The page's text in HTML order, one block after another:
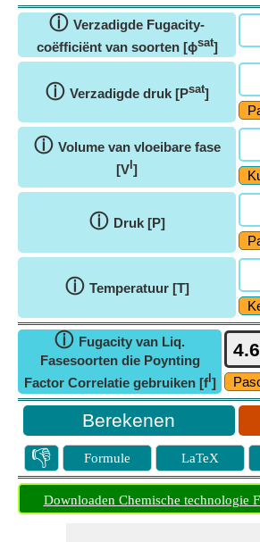
ⓘ Verzadigde Fugacity-
coëfficiënt van soorten [ϕsat]
ⓘ Verzadigde druk [Psat]
ⓘ Volume van vloeibare fase
[V ]
ⓘ Druk [P]
ⓘ Temperatuur [T]
ⓘ Fugacity van Liq.
Fasesoorten die Poynting
Factor Correlatie gebruiken [fl ]
👎 Formule LaTeX
Downloaden Chemische technologie